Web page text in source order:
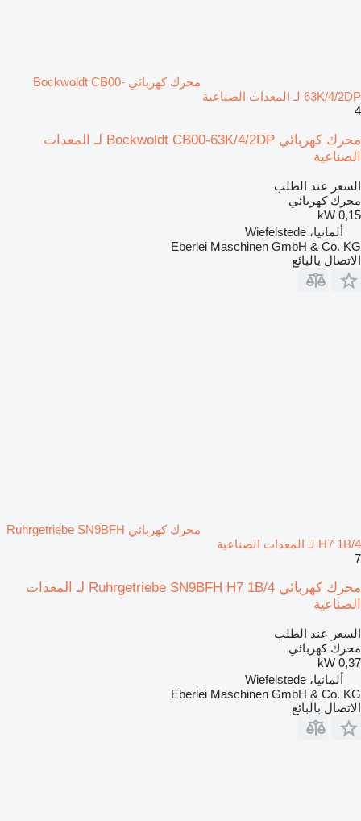
محرك كهربائي Bockwoldt CB00-
63K/4/2DP لـ المعدات الصناعية
4
محرك كهربائي Bockwoldt CB00-63K/4/2DP لـ المعدات
الصناعية
السعر عند الطلب
محرك كهربائي
0,15 kW
ألمانيا، Wiefelstede
Eberlei Maschinen GmbH & Co. KG
الاتصال بالبائع
محرك كهربائي Ruhrgetriebe SN9BFH
H7 1B/4 لـ المعدات الصناعية
7
محرك كهربائي Ruhrgetriebe SN9BFH H7 1B/4 لـ المعدات
الصناعية
السعر عند الطلب
محرك كهربائي
0,37 kW
ألمانيا، Wiefelstede
Eberlei Maschinen GmbH & Co. KG
الاتصال بالبائع